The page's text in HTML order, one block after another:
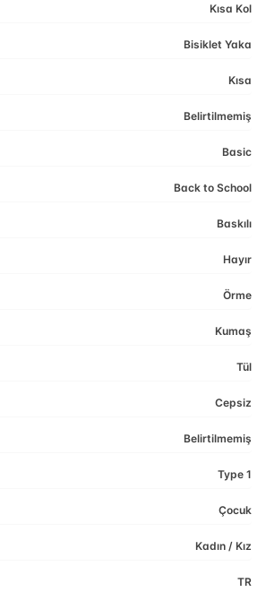
Kısa Kol
Bisiklet Yaka
Kısa
Belirtilmemiş
Basic
Back to School
Baskılı
Hayır
Örme
Kumaş
Tül
Cepsiz
Belirtilmemiş
Type 1
Çocuk
Kadın / Kız
TR